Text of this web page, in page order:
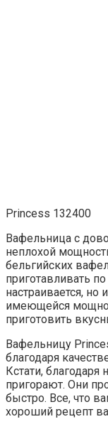
Princess 132400
Вафельница с
неплохой
бельгийских
приготавливать
настраивается, но
имеющейся
приготовить
Вафельницу
благодаря
Кстати,
пригорают. Они
быстро. Все, что
хороший рецепт